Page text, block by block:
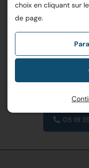
05 19
choix en cliquant sur
de page.